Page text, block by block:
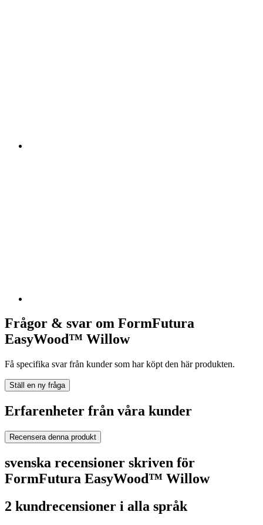
Frågor & svar om FormFutura
EasyWood™ Willow
Få specifika svar från kunder som har köpt den här produkten.
Ställ en ny fråga
Erfarenheter från våra kunder
Recensera denna produkt
svenska recensioner skriven för
FormFutura EasyWood™ Willow
2 kundrecensioner i alla språk